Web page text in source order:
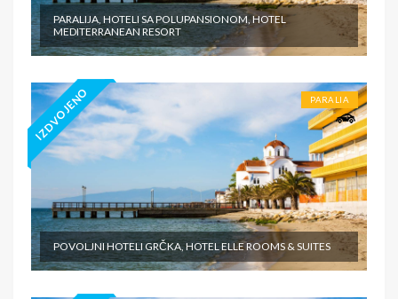
PARALIJA, HOTELI SA POLUPANSIONOM, HOTEL
MEDITERRANEAN RESORT
IZDVOJENO PARALIA
POVOLJNI HOTELI GRČKA, HOTEL ELLE ROOMS & SUITES